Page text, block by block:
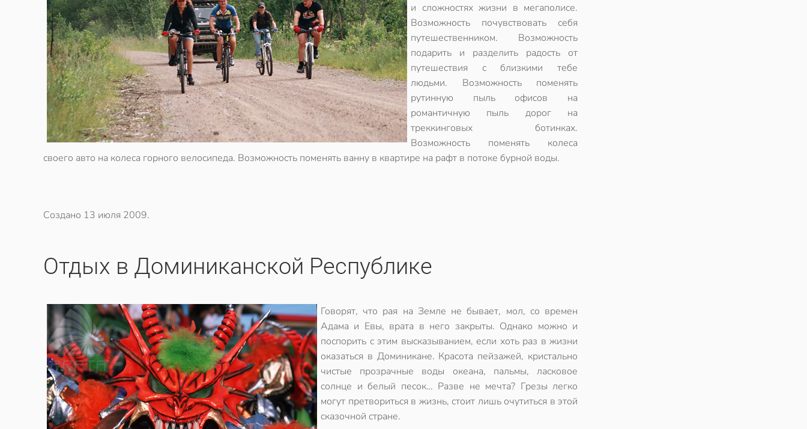
и сложностях жизни в мегаполисе.
Возможность почувствовать себя
путешественником. Возможность
подарить и разделить радость от
путешествия с близкими тебе
людьми. Возможность поменять
рутинную пыль офисов на
романтичную пыль дорог на
треккинговых ботинках.
Возможность поменять колеса
своего авто на колеса горного велосипеда. Возможность поменять ванну в квартире на рафт в потоке бурной воды.
Создано 13 июля 2009.
Отдых в Доминиканской Республике
Говорят, что рая на Земле не бывает, мол, со времен
Адама и Евы, врата в него закрыты. Однако можно и
поспорить с этим высказыванием, если хоть раз в жизни
оказаться в Доминикане. Красота пейзажей, кристально
чистые прозрачные воды океана, пальмы, ласковое
солнце и белый песок… Разве не мечта? Грезы легко
могут претвориться в жизнь, стоит лишь очутиться в этой
сказочной стране.